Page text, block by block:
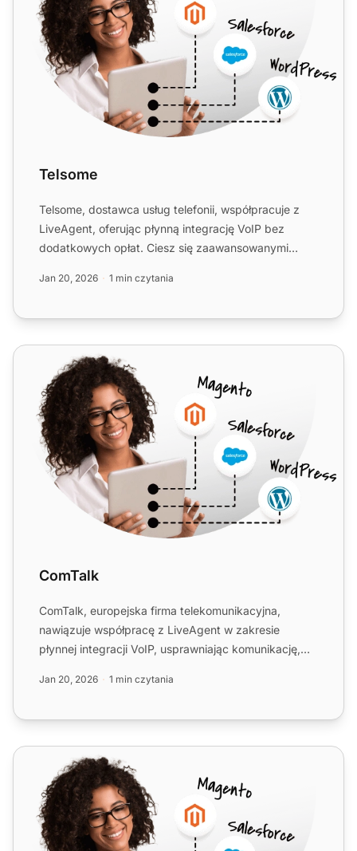
Telsome
Telsome, dostawca usług telefonii, współpracuje z
LiveAgent, oferując płynną integrację VoIP bez
dodatkowych opłat. Ciesz się zaawansowanymi
Jan 20, 2026 1 min czytania
ComTalk
ComTalk
ComTalk, europejska firma telekomunikacyjna,
nawiązuje współpracę z LiveAgent w zakresie
płynnej integracji VoIP, usprawniając komunikację,
Jan 20, 2026 1 min czytania
VNet